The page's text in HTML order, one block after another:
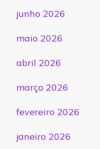
junho 2026
maio 2026
abril 2026
março 2026
fevereiro 2026
janeiro 2026